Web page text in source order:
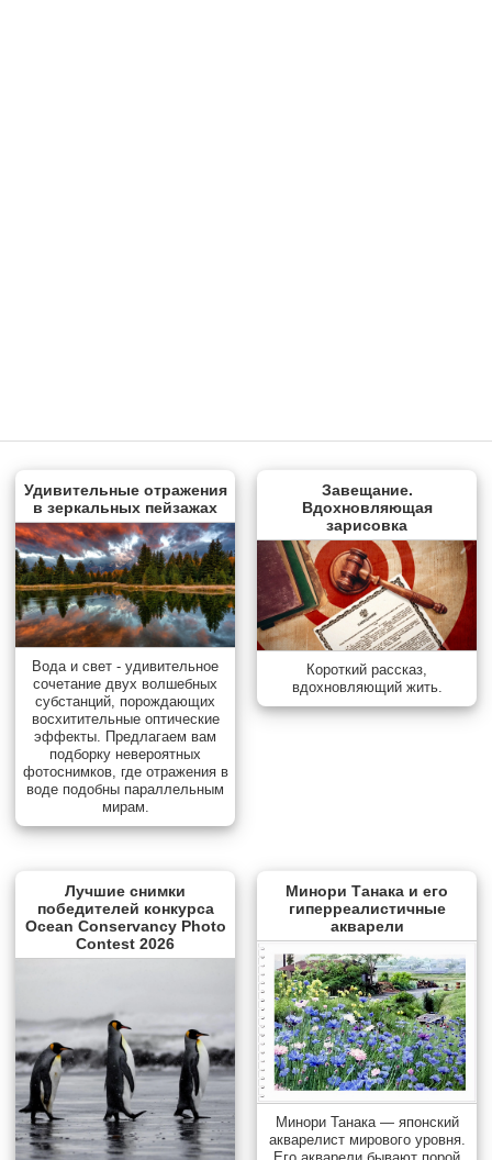
Удивительные отражения
в зеркальных пейзажах
Вода и свет - удивительное
сочетание двух волшебных
субстанций, порождающих
восхитительные оптические
эффекты. Предлагаем вам
подборку невероятных
фотоснимков, где отражения в
воде подобны параллельным
мирам.
Завещание.
Вдохновляющая
зарисовка
Короткий рассказ,
вдохновляющий жить.
Лучшие снимки
победителей конкурса
Ocean Conservancy Photo
Contest 2026
Минори Танака и его
гиперреалистичные
акварели
Минори Танака — японский
акварелист мирового уровня.